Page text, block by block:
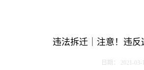
违法拆迁｜注意！违
日期： 2021-03-